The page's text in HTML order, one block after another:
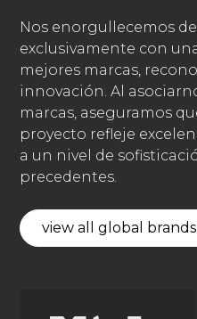
Nos enorgullecemos
exclusivamente con
mejores marcas,
innovación. Al
marcas, aseguramos
proyecto refleje
a un nivel de
precedentes.
view all global brands